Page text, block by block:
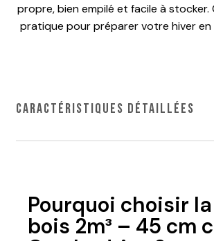
propre, bien empilé et facile à stocker.
pratique pour préparer votre hiver
Caractéristiques détaillées
Volume 2 m³
Pourquoi choisir
bois 2m³ – 45 cm